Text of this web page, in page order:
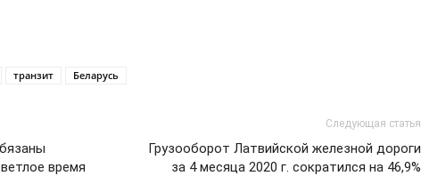
транзит Беларусь
время
Следующая статья
Грузооборот Латвийской железной дороги
за 4 месяца 2020 г. сократился на 46,9%